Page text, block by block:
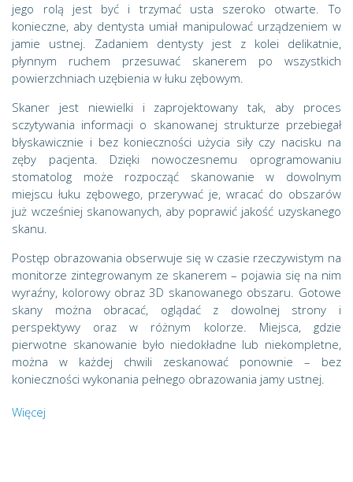
jego rolą jest być i trzymać usta szeroko otwarte. To
konieczne, aby dentysta umiał manipulować urządzeniem w
jamie ustnej. Zadaniem dentysty jest z kolei delikatnie,
płynnym ruchem przesuwać skanerem po wszystkich
powierzchniach uzębienia w łuku zębowym.
Skaner jest niewielki i zaprojektowany tak, aby proces
sczytywania informacji o skanowanej strukturze przebiegał
błyskawicznie i bez konieczności użycia siły czy nacisku na
zęby pacjenta. Dzięki nowoczesnemu oprogramowaniu
stomatolog może rozpocząć skanowanie w dowolnym
miejscu łuku zębowego, przerywać je, wracać do obszarów
już wcześniej skanowanych, aby poprawić jakość uzyskanego
skanu.
Postęp obrazowania obserwuje się w czasie rzeczywistym na
monitorze zintegrowanym ze skanerem – pojawia się na nim
wyraźny, kolorowy obraz 3D skanowanego obszaru. Gotowe
skany można obracać, oglądać z dowolnej strony i
perspektywy oraz w różnym kolorze. Miejsca, gdzie
pierwotne skanowanie było niedokładne lub niekompletne,
można w każdej chwili zeskanować ponownie – bez
konieczności wykonania pełnego obrazowania jamy ustnej.
Więcej